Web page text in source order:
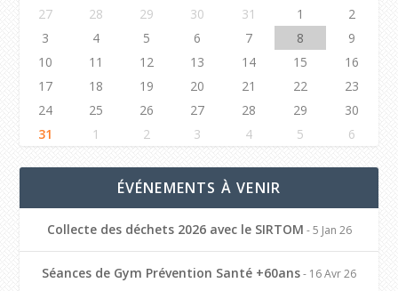
27
28 29 30 31 1
2
3
4 5 6 7 8
9
10
11 12 13 14 15
16
17
18 19 20 21 22
23
24
25 26 27 28 29
30
31
1 2 3 4 5 6
ÉVÉNEMENTS À VENIR
Collecte des déchets 2026 avec le SIRTOM - 5 Jan 26
Séances de Gym Prévention Santé +60ans- 16 Avr 26